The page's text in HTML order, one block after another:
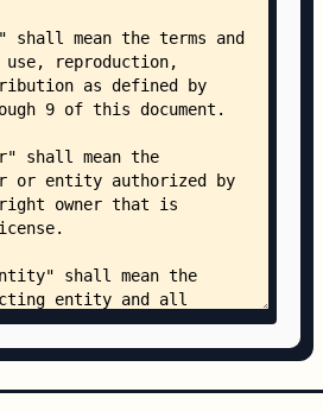
query.md
rag_optimized_models.md
release_history.md
slim_models.md
whisper_cpp.md
code.md
contributing.md
agents.md
datasets.md
embedding.md
getting_started.md